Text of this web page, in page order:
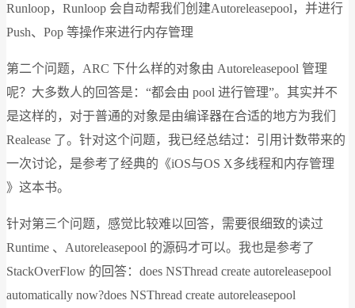
Runloop，Runloop 会自动帮我们创建Autoreleasepool，并进行
Push、Pop 等操作来进行内存管理
第二个问题，ARC 下什么样的对象由 Autoreleasepool 管理
呢？大多数人的回答是：“都会由 pool 进行管理”。其实并不
是这样的，对于普通的对象是由编译器在合适的地方为我们
Realease 了。针对这个问题，我已经总结过：引用计数带来的
一次讨论，是参考了经典的《iOS与OS X多线程和内存管理
》这本书。
针对第三个问题，感觉比较难以回答，需要很细致的读过
Runtime 、Autoreleasepool 的源码才可以。我也是参考了
StackOverFlow 的回答：does NSThread create autoreleasepool
automatically now?does NSThread create autoreleasepool